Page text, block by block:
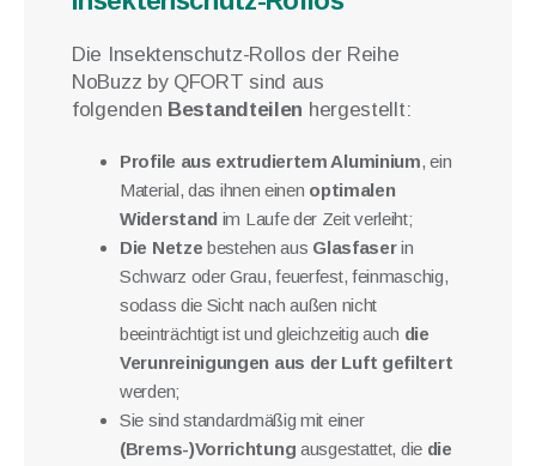
Die Insektenschutz-Rollos der Reihe
NoBuzz by QFORT sind aus
folgenden Bestandteilen hergestellt:
Profile aus extrudiertem Aluminium, ein
Material, das ihnen einen optimalen
Widerstand im Laufe der Zeit verleiht;
Die Netze bestehen aus Glasfaserin
Schwarz oder Grau, feuerfest, feinmaschig,
sodass die Sicht nach außen nicht
beeinträchtigt ist und gleichzeitig auch die
Verunreinigungen aus der Luft gefiltert
werden;
Sie sind standardmäßig mit einer
(Brems-)Vorrichtung ausgestattet, die die